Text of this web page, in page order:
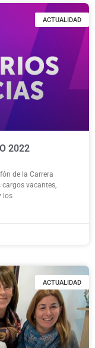
ACTUALIDAD
2022
de la Carrera
vacantes,
los
ACTUALIDAD